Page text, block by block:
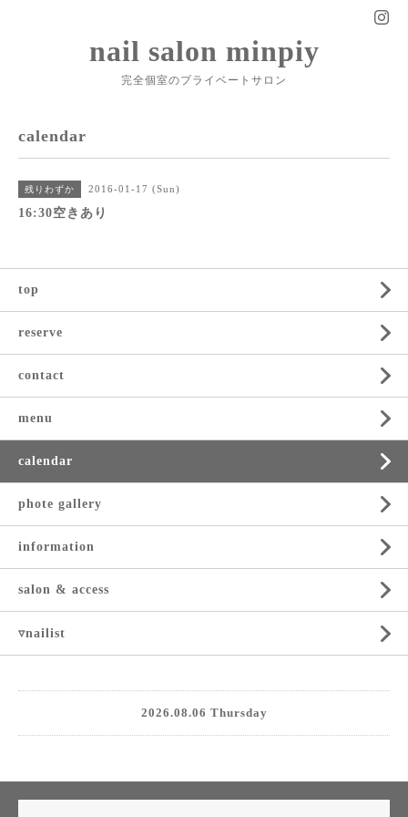
nail salon minpiy
完全個室のプライベートサロン
calendar
残りわずか 2016-01-17 (Sun)
16:30空きあり
top
reserve
contact
menu
calendar
phote gallery
information
salon & access
▿nailist
2026.08.06 Thursday